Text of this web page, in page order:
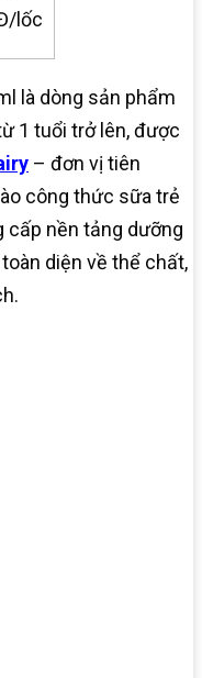
lốc
là dòng sản phẩm
1 tuổi trở lên, được
– đơn vị tiên
công thức sữa trẻ
cấp nền tảng dưỡng
diện về thể chất,